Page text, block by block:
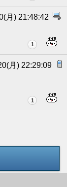
月) 21:48:42
1
月) 22:29:09
1